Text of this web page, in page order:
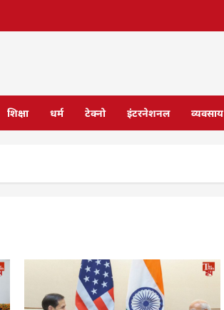
शिक्षा धर्म टेक्नो इंटरनेशनल व्यवसाय